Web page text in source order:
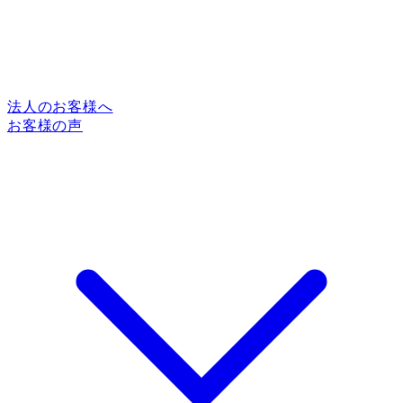
法人のお客様へ
お客様の声